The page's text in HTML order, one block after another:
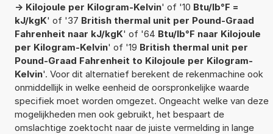
-> Kilojoule per Kilogram-Kelvin' of '10 Btu/lb°F =
kJ/kgK' of '37 British thermal unit per Pound-Graad
Fahrenheit naar kJ/kgK' of '64 Btu/lb°F naar Kilojoule
per Kilogram-Kelvin' of '19 British thermal unit per
Pound-Graad Fahrenheit to Kilojoule per Kilogram-
Kelvin'. Voor dit alternatief berekent de rekenmachine ook
onmiddellijk in welke eenheid de oorspronkelijke waarde
specifiek moet worden omgezet. Ongeacht welke van deze
mogelijkheden men ook gebruikt, het bespaart de
omslachtige zoektocht naar de juiste vermelding in lange